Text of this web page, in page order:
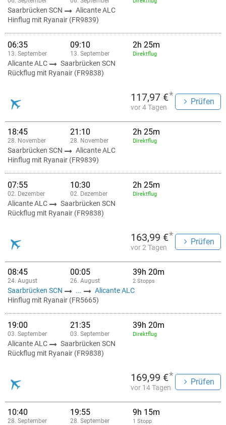
Saarbrücken SCN
Alicante ALC
Hinflug mit Ryanair (FR9839)
06:35
13. September
09:10
13. September
2h 25m
Direktflug
Alicante ALC
Saarbrücken SCN
Rückflug mit Ryanair (FR9838)
117,97 €*
vor 4 Tagen
Prüfen
18:45
28. November
21:10
28. November
2h 25m
Direktflug
Saarbrücken SCN
Alicante ALC
Hinflug mit Ryanair (FR9839)
07:55
02. Dezember
10:30
02. Dezember
2h 25m
Direktflug
Alicante ALC
Saarbrücken SCN
Rückflug mit Ryanair (FR9838)
163,99 €*
vor 2 Tagen
Prüfen
08:45
24. August
00:05
26. August
39h 20m
2 Stopps
Saarbrücken SCN ...
Alicante ALC
Hinflug mit Ryanair (FR5665)
19:00
03. September
21:35
03. September
39h 20m
Direktflug
Alicante ALC
Saarbrücken SCN
Rückflug mit Ryanair (FR9838)
169,99 €*
vor 14 Tagen
Prüfen
10:40
28. September
19:55
28. September
9h 15m
1 Stopp